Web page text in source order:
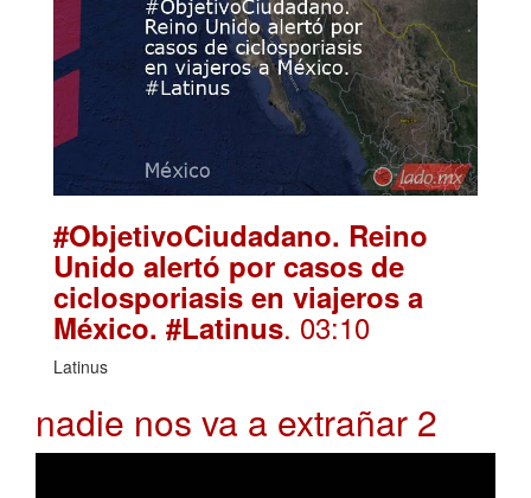
#ObjetivoCiudadano. Reino
Unido alertó por casos de
ciclosporiasis en viajeros a
México. #Latinus. 03:10
Latinus
nadie nos va a extrañar 2